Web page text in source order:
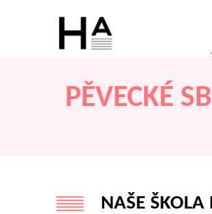
PĚVECKÉ
NAŠE ŠKOLA